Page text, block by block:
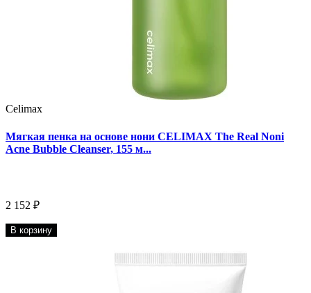
Celimax
Мягкая пенка на основе нони CELIMAX The Real Noni
Acne Bubble Cleanser, 155 м...
2 152 ₽
В корзину